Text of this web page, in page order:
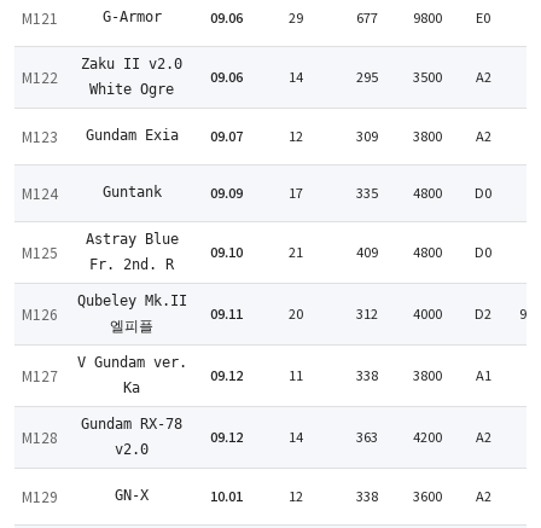
M121 G-Armor 09.06 29 677 9800 E0
M122
Zaku II v2.0
White Ogre
09.06 14 295 3500 A2
M123 Gundam Exia 09.07 12 309 3800 A2
M124 Guntank 09.09 17 335 4800 D0
M125
Astray Blue
Fr. 2nd. R
09.10 21 409 4800 D0
M126
Qubeley Mk.II
엘피플
09.11 20 312 4000 D2 94
M127
V Gundam ver.
Ka
09.12 11 338 3800 A1
M128
Gundam RX-78
v2.0
09.12 14 363 4200 A2
M129 GN-X 10.01 12 338 3600 A2